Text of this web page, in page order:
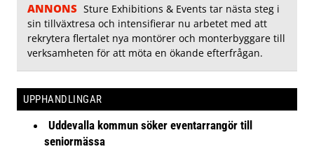
ANNONS Sture Exhibitions & Events tar nästa steg i
sin tillväxtresa och intensifierar nu arbetet med att
rekrytera flertalet nya montörer och monterbyggare till
verksamheten för att möta en ökande efterfrågan.
UPPHANDLINGAR
Uddevalla kommun söker eventarrangör till
seniormässa